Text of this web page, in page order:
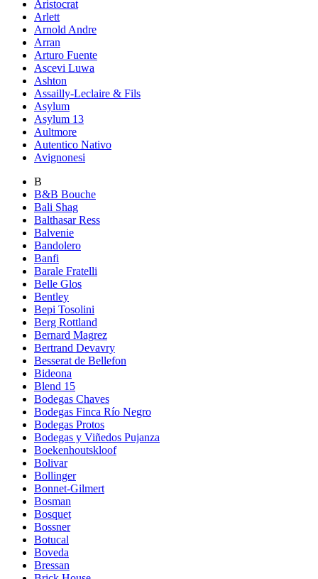
Aristocrat
Arlett
Arnold Andre
Arran
Arturo Fuente
Ascevi Luwa
Ashton
Assailly-Leclaire & Fils
Asylum
Asylum 13
Aultmore
Autentico Nativo
Avignonesi
B
B&B Bouche
Bali Shag
Balthasar Ress
Balvenie
Bandolero
Banfi
Barale Fratelli
Belle Glos
Bentley
Bepi Tosolini
Berg Rottland
Bernard Magrez
Bertrand Devavry
Besserat de Bellefon
Bideona
Blend 15
Bodegas Chaves
Bodegas Finca Río Negro
Bodegas Protos
Bodegas y Viñedos Pujanza
Boekenhoutskloof
Bolivar
Bollinger
Bonnet-Gilmert
Bosman
Bosquet
Bossner
Botucal
Boveda
Bressan